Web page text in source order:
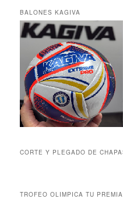
BALONES KAGIVA
CORTE Y PLEGADO DE
TROFEO OLIMPICA TU